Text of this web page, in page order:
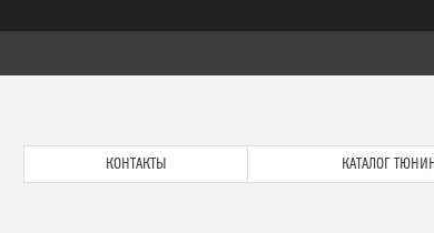
КОНТАКТЫ КАТАЛОГ